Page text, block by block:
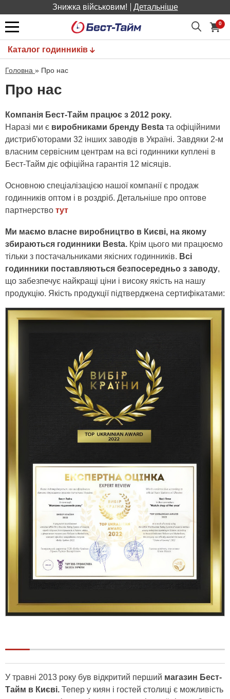
Знижка військовим! Детальніше
0
Каталог годинників
Головна » Про нас
Про нас
Компанія Бест-Тайм працює з 2012 року.
Наразі ми є виробниками бренду Besta та офіційними
дистриб'юторами 32 інших заводів в Україні. Завдяки 2-м
власним сервісним центрам на всі годинники куплені в
Бест-Тайм діє офіційна гарантія 12 місяців.
Основною спеціалізацією нашої компанії є продаж
годинників оптом і в роздріб. Детальніше про оптове
партнерство тут
Ми маємо власне виробництво в Києві, на якому
збираються годинники Besta. Крім цього ми працюємо
тільки з постачальниками якісних годинників. Всі
годинники поставляються безпосередньо з заводу,
що забезпечує найкращі ціни і високу якість на нашу
продукцію. Якість продукції підтверджена сертифікатами:
У травні 2013 року був відкритий перший магазин Бест-
Тайм в Києві. Тепер у киян і гостей столиці є можливість